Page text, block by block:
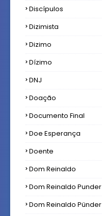
Discípulos
Dizimista
Dizimo
Dízimo
DNJ
Doação
Documento Final
Doe Esperança
Doente
Dom Reinaldo
Dom Reinaldo Punder
Dom Reinaldo Pünder